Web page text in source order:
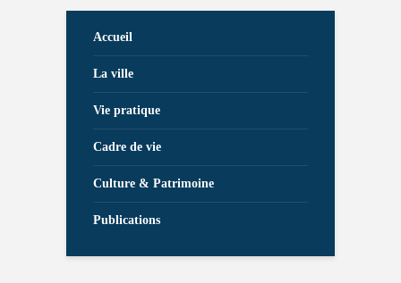
Accueil
La ville
Vie pratique
Cadre de vie
Culture & Patrimoine
Publications